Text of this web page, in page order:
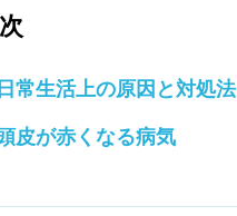
日常生活上の原因と対処法
皮が赤くなる病気